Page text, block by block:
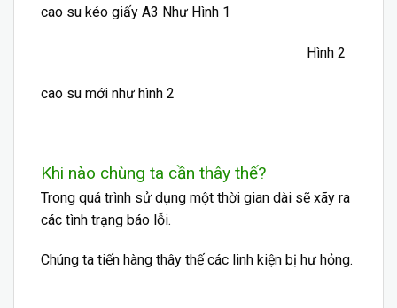
cao su kéo giấy A3 Như Hình 1
Hình 2
cao su mới như hình 2
Khi nào chùng ta cần thây thế?
Trong quá trình sử dụng một thời gian dài sẽ xãy ra
các tình trạng báo lỗi.
Chúng ta tiến hàng thây thế các linh kiện bị hư hỏng.